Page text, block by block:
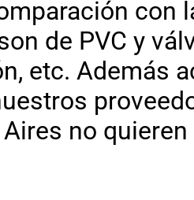
con
de PVC y
etc. Además
no